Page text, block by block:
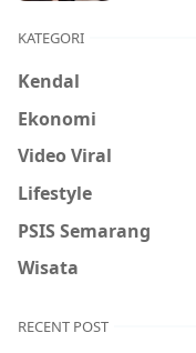
KATEGORI
Kendal
Ekonomi
Video Viral
Lifestyle
PSIS Semarang
Wisata
RECENT POST